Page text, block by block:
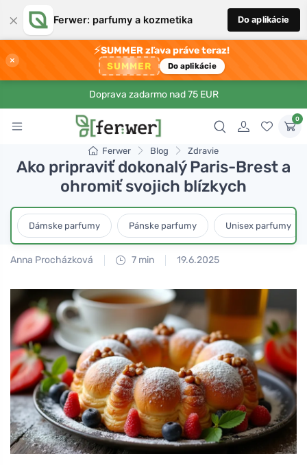
× Ferwer: parfumy a kozmetika Do aplikácie
×
⚡SUMMER zľava práve teraz!
SUMMER Do aplikácie
Doprava zadarmo nad 75 EUR
0
Ferwer Blog Zdravie
Ako pripraviť dokonalý Paris-Brest a
ohromiť svojich blízkych
Dámske parfumy Pánske parfumy Unisex parfumy
Anna Procházková 7 min 19.6.2025